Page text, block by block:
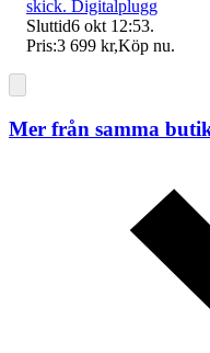
skick. Digitalplugg
Sluttid6 okt 12:53.
Pris:3 699 kr,Köp nu.
Mer från samma